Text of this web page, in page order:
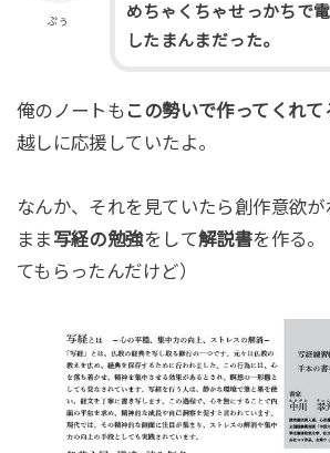
ぷぅ
めちゃくちゃせっかちで
したまんまだった。
俺のノートも この勢いで作ってくれて
越しに応援していたよ。
なんか、それを見ていたら創作意欲
まま 写経の勉強をして解説書を作る。
てもらったんだけど）